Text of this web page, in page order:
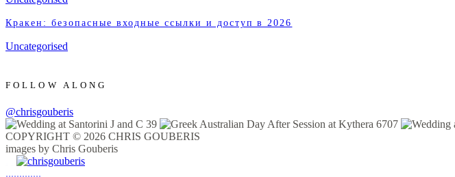
Кракен: безопасные входные ссылки и доступ в 2026
Uncategorised
FOLLOW ALONG
@chrisgouberis
COPYRIGHT © 2026 CHRIS GOUBERIS
images by Chris Gouberis
.............